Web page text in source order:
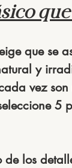
que se
y
vez
5
los